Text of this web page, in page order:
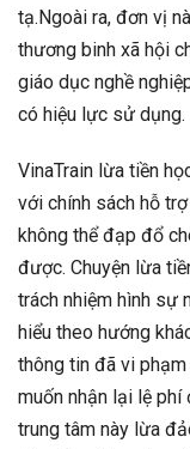
tạ.Ngoài ra, đơn vị
thương binh xã hội
giáo dục nghề
có hiệu lực sử dụng.
VinaTrain lừa tiền
với chính sách hỗ
không thể đạp đổ
được. Chuyện lừa
trách nhiệm hình sự
hiểu theo hướng
thông tin đã vi
muốn nhận lại lệ
trung tâm này lừa